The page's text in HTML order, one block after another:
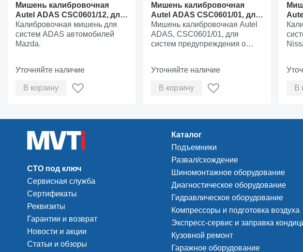
Мишень калибровочная
Autel ADAS CSC0601/12, для
систем предупреждения о
сходе с полосы Mazda, тип 1
Калибровочная мишень для
систем ADAS автомобилей
Mazda.
Уточняйте наличие
В корзину
Мишень калибровочная
Autel ADAS CSC0601/01, для
систем предупреждения о
сходе с полосы VW, для
MA600
Мишень калибровочная Autel
ADAS, CSC0601/01, для
систем предупреждения о
Уточняйте наличие
В корзину В
СТО под ключ
Сервисная служба
Сертификаты
Реквизиты
Гарантии и возврат
Новости и акции
Статьи и обзоры
Каталог
Подъемники
Развал/схождение
Шиномонтажное оборудование
Диагностическое оборудование
Гидравлическое оборудование
Компрессоры и подготовка воздуха
Экспресс-сервис и заправка
Кузовной ремонт
Гаражное оборудование